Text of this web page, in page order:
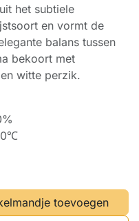
het subtiele
en vormt de
balans tussen
bekoort met
witte perzik.
toevoegen